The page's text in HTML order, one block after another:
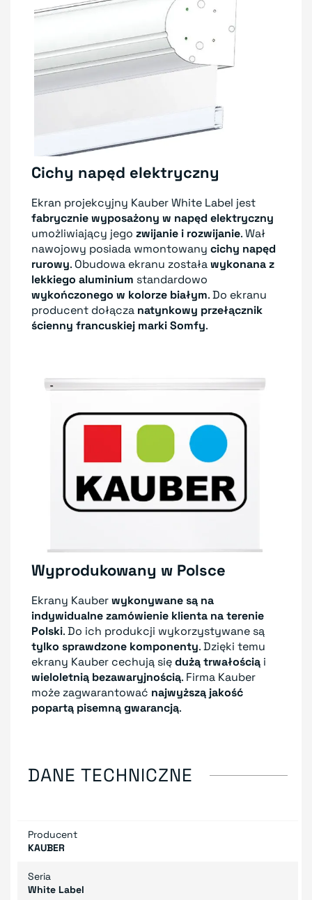
Cichy napęd elektryczny
Ekran projekcyjny Kauber White Label jest
fabrycznie wyposażony w napęd elektryczny
umożliwiający jego zwijanie i rozwijanie. Wał
nawojowy posiada wmontowany cichy napęd
rurowy. Obudowa ekranu zostaławykonana z
lekkiego aluminium standardowo
wykończonego w kolorze białym. Do ekranu
producent dołącza natynkowy przełącznik
ścienny francuskiej marki Somfy.
Wyprodukowany w Polsce
Ekrany Kauberwykonywane są na
indywidualne zamówienie klienta na terenie
Polski. Do ich produkcji wykorzystywane są
tylko sprawdzone komponenty. Dzięki temu
ekrany Kauber cechują siędużą trwałością i
wieloletnią bezawaryjnością. Firma Kauber
może zagwarantować najwyższą jakość
popartą pisemną gwarancją.
DANE TECHNICZNE
Producent
KAUBER
Seria
White Label